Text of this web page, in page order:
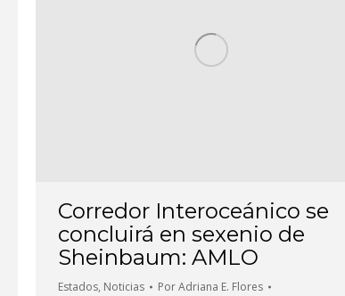
Corredor Interoceánico se
concluirá en sexenio de
Sheinbaum: AMLO
Estados, Noticias PorAdriana E. Flores